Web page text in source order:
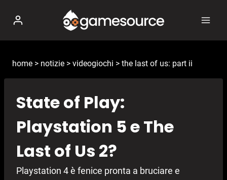
contenuto
home > notizie > videogiochi > the last of us: part ii
State of Play:
Playstation 5 e The
Last of Us 2?
Playstation 4 è fenice pronta a bruciare e